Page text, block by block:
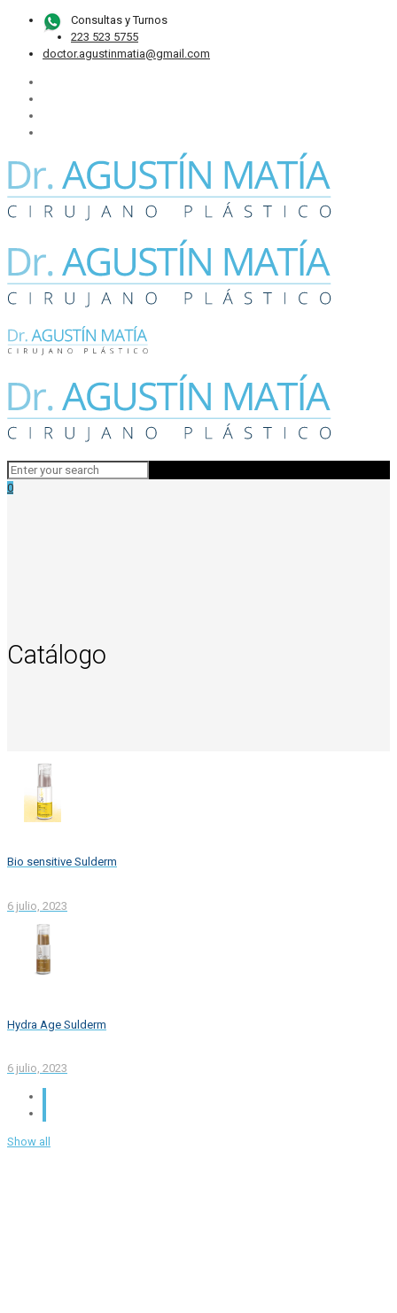
Consultas y Turnos
223 523 5755
doctor.agustinmatia@gmail.com
0
Catálogo
Bio sensitive Sulderm
6 julio, 2023
Hydra Age Sulderm
6 julio, 2023
Show all